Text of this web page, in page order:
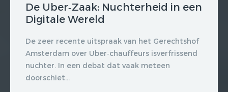
De Uber‑Zaak: Nuchterheid in een
Digitale Wereld
De zeer recente uitspraak van het Gerechtshof
Amsterdam over Uber‑chauffeurs isverfrissend
nuchter. In een debat dat vaak meteen
doorschiet...